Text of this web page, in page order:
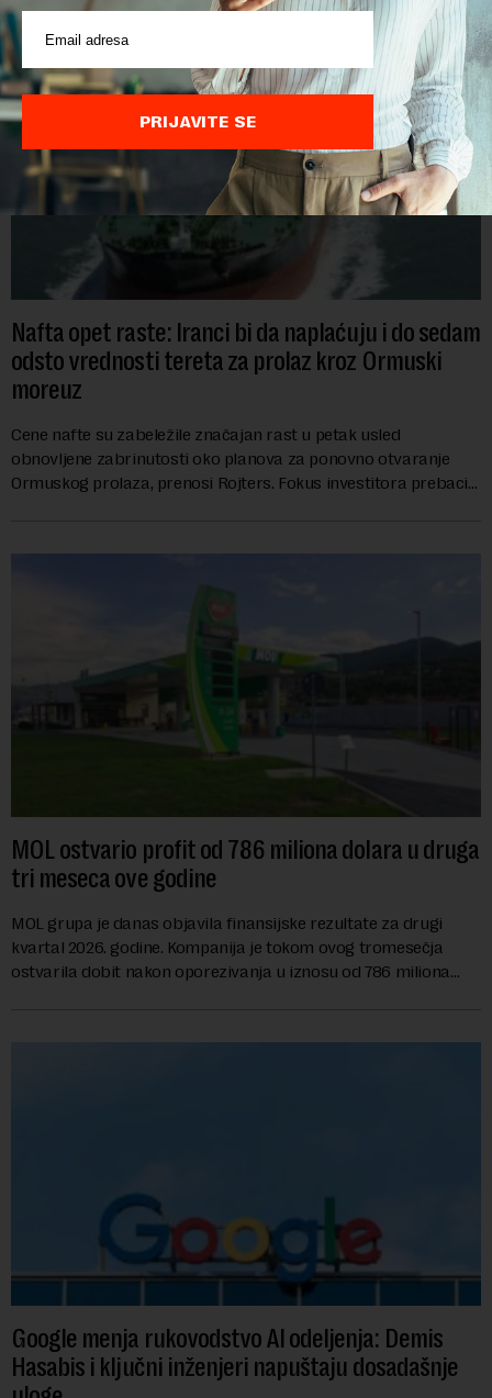
Nafta opet raste: Iranci bi da naplaćuju i do sedam
odsto vrednosti tereta za prolaz kroz Ormuski
moreuz
Cene nafte su zabeležile značajan rast u petak usled
obnovljene zabrinutosti oko planova za ponovno otvaranje
Ormuskog prolaza, prenosi Rojters. Fokus investitora prebacio
MOL ostvario profit od 786 miliona dolara u druga
tri meseca ove godine
MOL grupa je danas objavila finansijske rezultate za drugi
kvartal 2026. godine. Kompanija je tokom ovog tromesečja
ostvarila dobit nakon oporezivanja u iznosu od 786 miliona
Google menja rukovodstvo AI odeljenja: Demis
Hasabis i ključni inženjeri napuštaju dosadašnje
PRIJAVITE SE